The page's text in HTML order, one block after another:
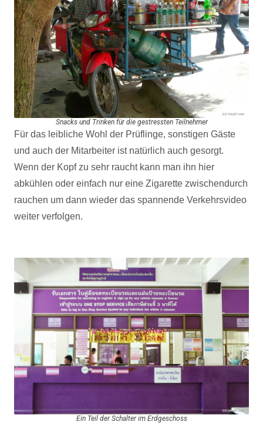
Snacks und Trinken für die gestressten Teilnehmer
Für das leibliche Wohl der Prüflinge, sonstigen Gäste
und auch der Mitarbeiter ist natürlich auch gesorgt.
Wenn der Kopf zu sehr raucht kann man ihn hier
abkühlen oder einfach nur eine Zigarette zwischendurch
rauchen um dann wieder das spannende Verkehrsvideo
weiter verfolgen.
Ein Teil der Schalter im Erdgeschoss